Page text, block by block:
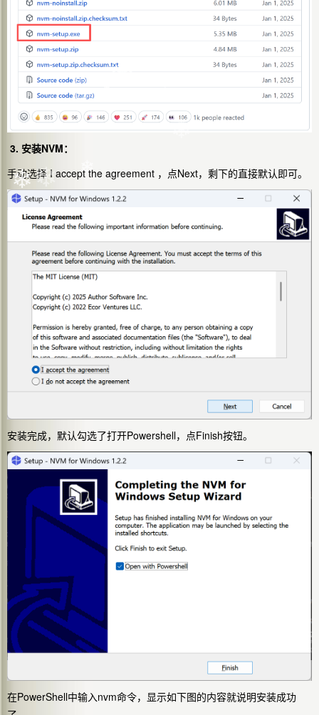
3. 安装NVM：
手动选择 I accept the agreement ，点Next，剩下的直接默认即可。
安装完成，默认勾选了打开Powershell，点Finish按钮。
在PowerShell中输入nvm命令，显示如下图的内容就说明安装成功
❄
❄ ❄
❄ ❄
❄